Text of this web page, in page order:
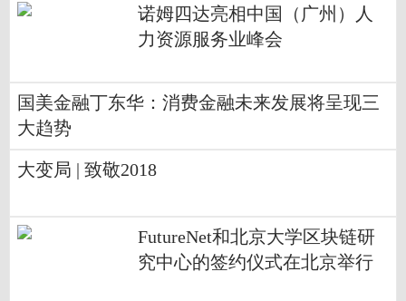
诺姆四达亮相中国（广州）人
力资源服务业峰会
国美金融丁东华：消费金融未来发展将呈现三
大趋势
大变局 | 致敬2018
FutureNet和北京大学区块链研
究中心的签约仪式在北京举行